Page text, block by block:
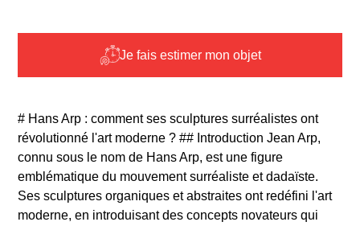
Je fais estimer mon objet
# Hans Arp : comment ses sculptures surréalistes ont
révolutionné l'art moderne ? ## Introduction Jean Arp,
connu sous le nom de Hans Arp, est une figure
emblématique du mouvement surréaliste et dadaïste.
Ses sculptures organiques et abstraites ont redéfini l'art
moderne, en introduisant des concepts novateurs qui